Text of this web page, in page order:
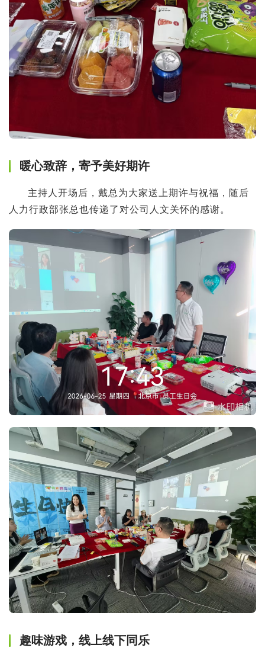
暖心致辞，寄予美好期许
主持人开场后，戴总为大家送上期许与祝福，随后
人力行政部张总也传递了对公司人文关怀的感谢。
趣味游戏，线上线下同乐